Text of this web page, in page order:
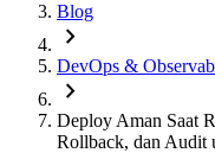
Blog
chevron_right
DevOps &
chevron_right
Deploy Aman Saat
Rollback, dan Audit